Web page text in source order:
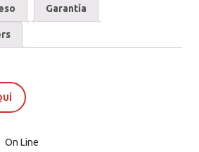
Garantía
On Line